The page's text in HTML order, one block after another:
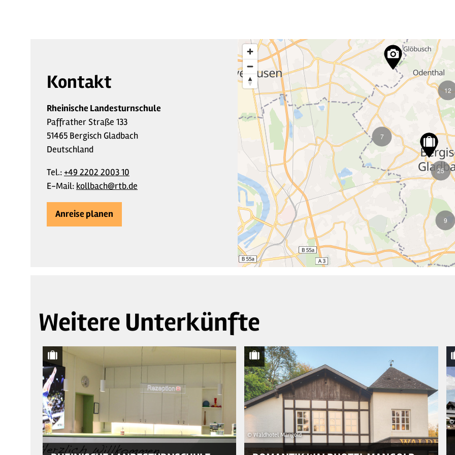
Kontakt
Rheinische Landesturnschule
Paffrather Straße 133
51465 Bergisch Gladbach
Deutschland
Tel.:+49 2202 2003 10
E-Mail: kollbach@rtb.de
Anreise planen
25
7
12
9
Weitere Unterkünfte
© Waldhotel Mangold
©